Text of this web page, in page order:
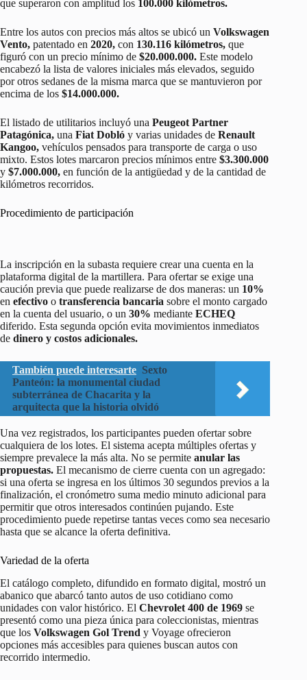
que superaron con amplitud los 100.000 kilómetros.
Entre los autos con precios más altos se ubicó un Volkswagen
Vento, patentado en 2020, con 130.116 kilómetros, que
figuró con un precio mínimo de $20.000.000. Este modelo
encabezó la lista de valores iniciales más elevados, seguido
por otros sedanes de la misma marca que se mantuvieron por
encima de los $14.000.000.
El listado de utilitarios incluyó una Peugeot Partner
Patagónica, una Fiat Dobló y varias unidades de Renault
Kangoo, vehículos pensados para transporte de carga o uso
mixto. Estos lotes marcaron precios mínimos entre $3.300.000
y $7.000.000, en función de la antigüedad y de la cantidad de
kilómetros recorridos.
Procedimiento de participación
La inscripción en la subasta requiere crear una cuenta en la
plataforma digital de la martillera. Para ofertar se exige una
caución previa que puede realizarse de dos maneras: un 10%
en efectivo o transferencia bancaria sobre el monto cargado
en la cuenta del usuario, o un 30% mediante ECHEQ
diferido. Esta segunda opción evita movimientos inmediatos
de dinero y costos adicionales.
También puede interesarte Sexto
Panteón: la monumental ciudad
subterránea de Chacarita y la
arquitecta que la historia olvidó
Una vez registrados, los participantes pueden ofertar sobre
cualquiera de los lotes. El sistema acepta múltiples ofertas y
siempre prevalece la más alta. No se permite anular las
propuestas. El mecanismo de cierre cuenta con un agregado:
si una oferta se ingresa en los últimos 30 segundos previos a la
finalización, el cronómetro suma medio minuto adicional para
permitir que otros interesados continúen pujando. Este
procedimiento puede repetirse tantas veces como sea necesario
hasta que se alcance la oferta definitiva.
Variedad de la oferta
El catálogo completo, difundido en formato digital, mostró un
abanico que abarcó tanto autos de uso cotidiano como
unidades con valor histórico. El Chevrolet 400 de 1969 se
presentó como una pieza única para coleccionistas, mientras
que los Volkswagen Gol Trend y Voyage ofrecieron
opciones más accesibles para quienes buscan autos con
recorrido intermedio.